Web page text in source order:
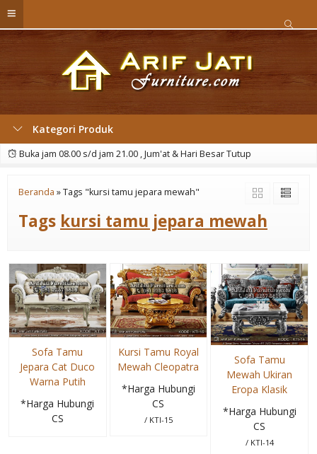
Kategori Produk
Buka jam 08.00 s/d jam 21.00 , Jum'at & Hari Besar Tutup
Beranda »Tags "kursi tamu jepara mewah"
Tags kursi tamu jepara mewah
Sofa Tamu
Jepara Cat Duco
Warna Putih
*Harga Hubungi
CS
Kursi Tamu Royal
Mewah Cleopatra
*Harga Hubungi
CS
/ KTI-15
Sofa Tamu
Mewah Ukiran
Eropa Klasik
*Harga Hubungi
CS
/ KTI-14